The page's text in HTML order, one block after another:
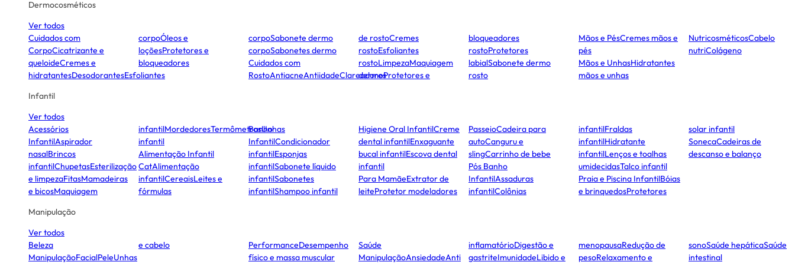
Dermocosméticos
Ver todos
Cuidados com
CorpoCicatrizante e
queloideCremes e
hidratantesDesodorantesEsfoliantes
corpoÓleos e
loçõesProtetores e
bloqueadores
corpoSabonete dermo
corpoSabonetes dermo
Cuidados com
RostoAntiacneAntiidadeClareadores
de rostoCremes
rostoEsfoliantes
rostoLimpezaMaquiagem
dermoProtetores e
bloqueadores
rostoProtetores
labialSabonete dermo
rosto
Mãos e PésCremes mãos e
pés
Mãos e UnhasHidratantes
mãos e unhas
NutricosméticosCabelo
nutriColágeno
Infantil
Ver todos
Acessórios
InfantilAspirador
nasalBrincos
infantilChupetasEsterilização
e limpezaFitasMamadeiras
e bicosMaquiagem
infantilMordedoresTermômetrosUnhas
infantil
Alimentação Infantil
CatAlimentação
infantilCereaisLeites e
fórmulas
Banho
InfantilCondicionador
infantilEsponjas
infantilSabonete líquido
infantilSabonetes
infantilShampoo infantil
Higiene Oral InfantilCreme
dental infantilEnxaguante
bucal infantilEscova dental
infantil
Para MamãeExtrator de
leiteProtetor modeladores
PasseioCadeira para
autoCanguru e
slingCarrinho de bebe
Pós Banho
InfantilAssaduras
infantilColônias
infantilFraldas
infantilHidratante
infantilLenços e toalhas
umidecidasTalco infantil
Praia e Piscina InfantilBóias
e brinquedosProtetores
solar infantil
SonecaCadeiras de
descanso e balanço
Manipulação
Ver todos
Beleza
ManipulaçãoFacialPeleUnhas
e cabelo PerformanceDesempenho
físico e massa muscular
Saúde
ManipulaçãoAnsiedadeAnti
inflamatórioDigestão e
gastriteImunidadeLibido e
menopausaRedução de
pesoRelaxamento e
sonoSaúde hepáticaSaúde
intestinal